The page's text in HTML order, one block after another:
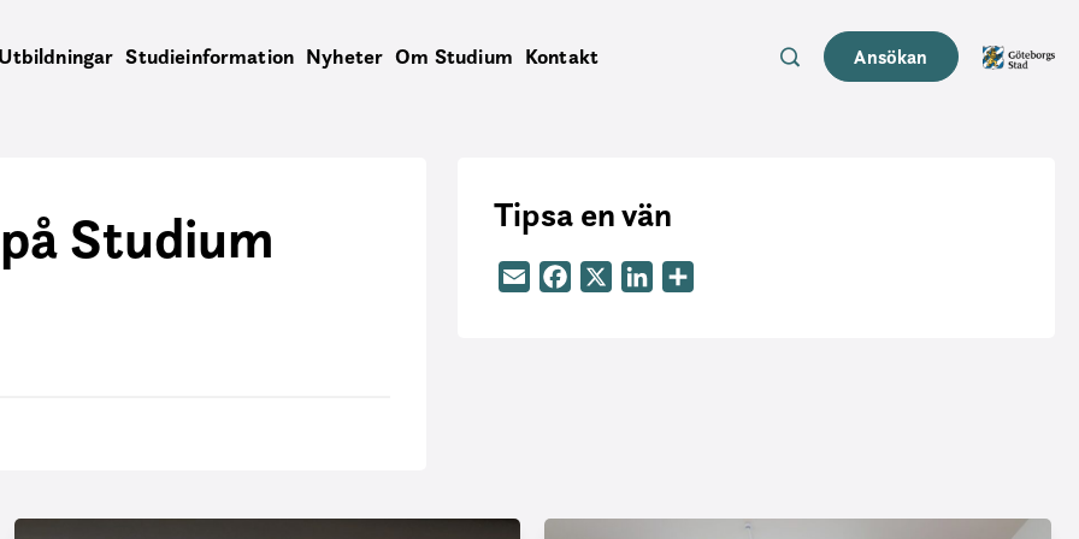
Studieinformation Nyheter Om Studium Kontakt Ansökan
Studium Tipsa en vän
Email Facebook LinkedIn